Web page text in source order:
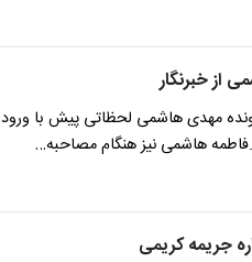
از خبرنگار
مهدی هاشمی لحظاتی پیش با ورود
هاشمی نیز هنگام مصاحبه…
جریمه کریمی